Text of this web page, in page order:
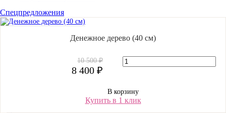
Спецпредложения
Денежное дерево (40 cм)
10 500 ₽
8 400 ₽
В корзину
Купить в 1 клик